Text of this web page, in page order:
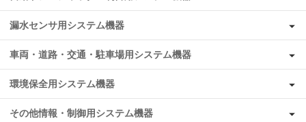
漏水センサ用システム機器
車両・道路・交通・駐車場用システム機器
環境保全用システム機器
その他情報・制御用システム機器